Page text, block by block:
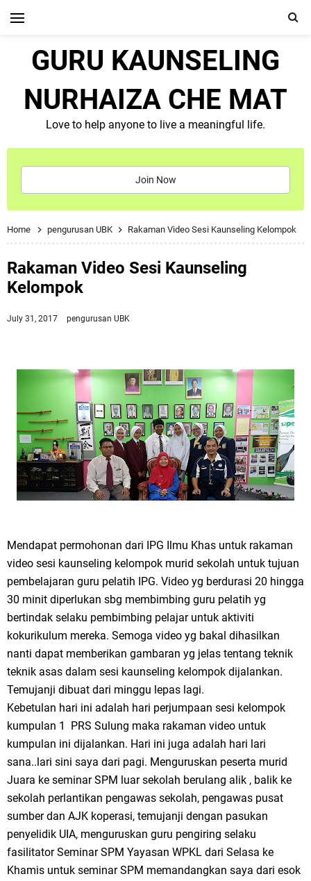
GURU KAUNSELING
NURHAIZA CHE MAT
Love to help anyone to live a meaningful life.
Join Now
Home pengurusan UBK Rakaman Video Sesi Kaunseling Kelompok
Rakaman Video Sesi Kaunseling
Kelompok
July 31, 2017 pengurusan UBK
Mendapat permohonan dari IPG Ilmu Khas untuk rakaman
video sesi kaunseling kelompok murid sekolah untuk tujuan
pembelajaran guru pelatih IPG. Video yg berdurasi 20 hingga
30 minit diperlukan sbg membimbing guru pelatih yg
bertindak selaku pembimbing pelajar untuk aktiviti
kokurikulum mereka. Semoga video yg bakal dihasilkan
nanti dapat memberikan gambaran yg jelas tentang teknik
teknik asas dalam sesi kaunseling kelompok dijalankan.
Temujanji dibuat dari minggu lepas lagi.
Kebetulan hari ini adalah hari perjumpaan sesi kelompok
kumpulan 1 PRS Sulung maka rakaman video untuk
kumpulan ini dijalankan. Hari ini juga adalah hari lari
sana..lari sini saya dari pagi. Menguruskan peserta murid
Juara ke seminar SPM luar sekolah berulang alik , balik ke
sekolah perlantikan pengawas sekolah, pengawas pusat
sumber dan AJK koperasi, temujanji dengan pasukan
penyelidik UIA, menguruskan guru pengiring selaku
fasilitator Seminar SPM Yayasan WPKL dari Selasa ke
Khamis untuk seminar SPM memandangkan saya dari esok